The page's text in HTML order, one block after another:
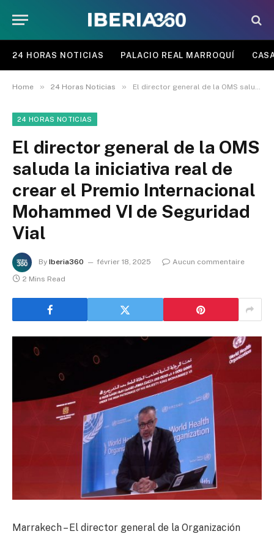
24 HORAS NOTICIAS PALACIO REAL MARROQUÍ
Home » 24 Horas Noticias » El director general de la OMS saluda la iniciativa real de crear el Premio Internacional Mohammed VI de Seguridad Vial
24 HORAS NOTICIAS
El director general de la OMS
saluda la iniciativa real de
crear el Premio Internacional
Mohammed VI de Seguridad
Vial
By Iberia360 février 18, 2025
Aucun commentaire
2 Mins Read
Marrakech – El director general de la Organización